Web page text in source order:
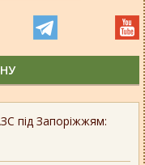
під Запоріжжям: